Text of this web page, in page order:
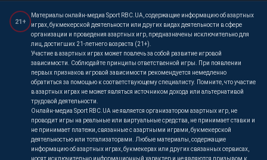
21+
Материалы онлайн-медиа Sport RBC.UA, содержащие информацию об азартных
играх, букмекерской деятельности или других видах деятельности в сфере
организации и проведения азартных игр, предназначены исключительно для
лиц, достигших 21-летнего возраста (21+).
Участие в азартных играх может повлечь за собой развитие игровой
зависимости. Соблюдайте принципы ответственной игры. При появлении
первых признаков игровой зависимости рекомендуется немедленно
обратиться за помощью к соответствующему специалисту. Помните, что участие
в азартных играх не может являться источником дохода или альтернативой
трудовой деятельности.
Онлайн-медиа Sport RBC.UA не является организатором азартных игр, не
проводит игры на реальные или виртуальные средства, не принимает ставки и
не принимает платежи, связанные с азартными играми, букмекерской
деятельностью или тотализаторами. Любые материалы, содержащие
информацию об азартных играх, букмекерах или других связанных сервисах,
носят исключительно информационный характер и не являются призывом к